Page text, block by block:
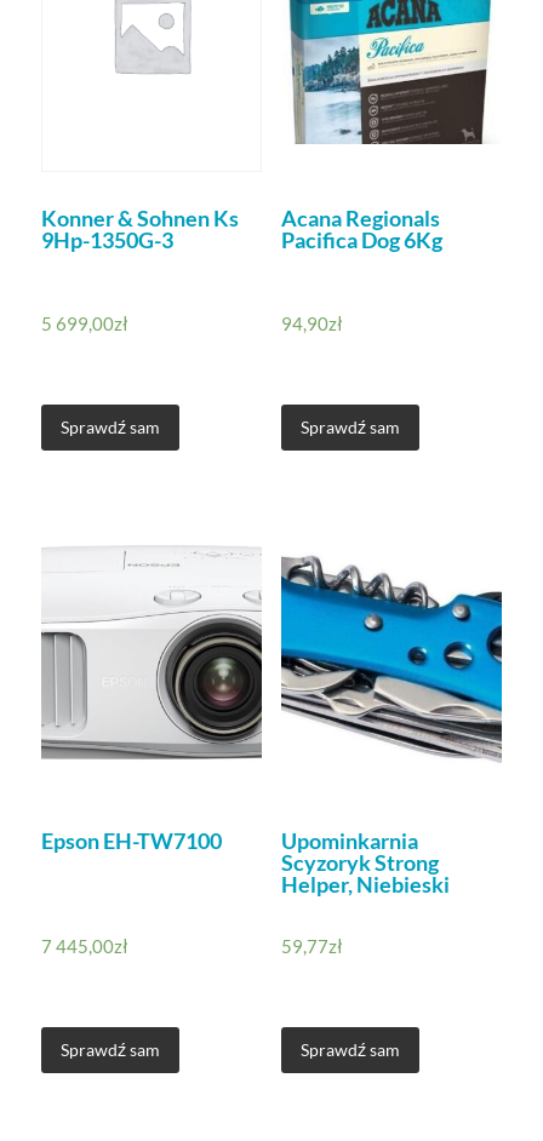
Konner & Sohnen Ks
9Hp-1350G-3
5 699,00zł
Sprawdź sam
Acana Regionals
Pacifica Dog 6Kg
94,90zł
Sprawdź sam
Epson EH-TW7100
7 445,00zł
Sprawdź sam
Upominkarnia
Scyzoryk Strong
Helper, Niebieski
59,77zł
Sprawdź sam